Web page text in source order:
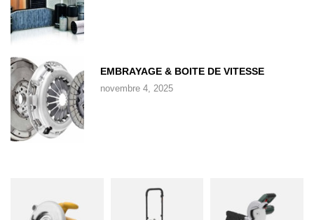
EMBRAYAGE & BOITE DE VITESSE
novembre 4, 2025